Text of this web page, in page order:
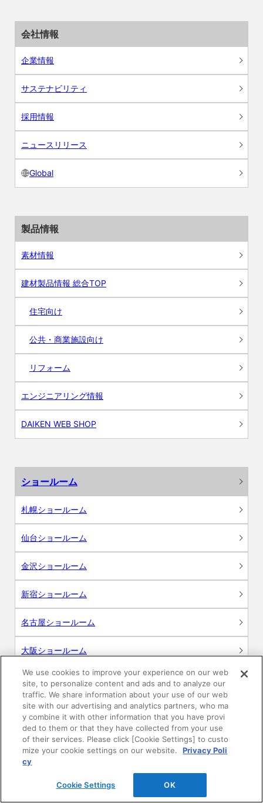
会社情報
企業情報
サステナビリティ
採用情報
ニュースリリース
Global
製品情報
素材情報
建材製品情報 総合TOP
住宅向け
公共・商業施設向け
リフォーム
エンジニアリング情報
DAIKEN WEB SHOP
ショールーム
札幌ショールーム
仙台ショールーム
金沢ショールーム
新宿ショールーム
名古屋ショールーム
大阪ショールーム
広島ショールーム
高松ショールーム
福岡ショールーム
サポート
We use cookies to improve your experience on our web
site, to personalize content and ads and to analyze our
traffic. We share information about your use of our web
site with our advertising and analytics partners, who ma
y combine it with other information that you have provi
ded to them or that they have collected from your use
of their services. Please click [Cookie Settings] to custo
mize your cookie settings on our website.
Privacy Poli
cy
Cookie Settings OK